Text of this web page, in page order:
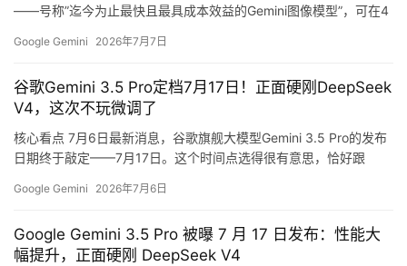
——号称”迄今为止最快且最具成本效益的Gemini图像模型”，可在4
见的数字指纹。这两项更新直指当前AI领域的两大痛点：图像生成
Google Gemini 2026年7月7日
谷歌Gemini 3.5 Pro定档7月17日！正面硬刚DeepSeek
V4，这次不玩微调了
核心看点 7月6日最新消息，谷歌旗舰大模型Gemini 3.5 Pro的发布
日期终于敲定——7月17日。这个时间点选得很有意思，恰好跟
足。 为什么跳票？谷歌这次认真了 原本5月IO大会上谷歌就说6月
司，士气一度受挫。 但这次的延期不是白等的。据爆料，谷歌…
Google Gemini 2026年7月6日
Google Gemini 3.5 Pro 被曝 7 月 17 日发布：性能大
幅提升，正面硬刚 DeepSeek V4